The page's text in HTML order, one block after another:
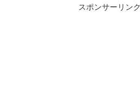
スポンサーリンク